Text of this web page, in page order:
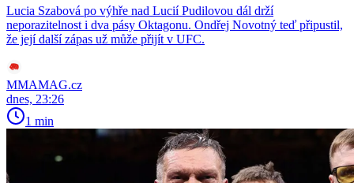
Lucia Szabová po výhře nad Lucií Pudilovou dál drží
neporazitelnost i dva pásy Oktagonu. Ondřej Novotný teď připustil,
že její další zápas už může přijít v UFC.
MMAMAG.cz
dnes, 23:26
1 min